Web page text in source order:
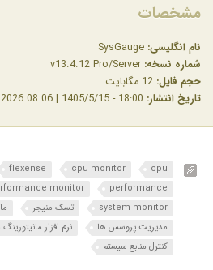
مشخصات
نام انگلیسی:
شماره نسخه:
حجم فایل:
تاریخ انتشار:
cpu
cpu monitor
flexense
performance
monitor
system monitor
تسک منیجر
مدیریت پروسس ها
نرم افزار
کنترل منابع سیستم